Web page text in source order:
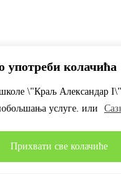
колачића
\"Краљ Александар
услуге. или
Прихвати све колачиће